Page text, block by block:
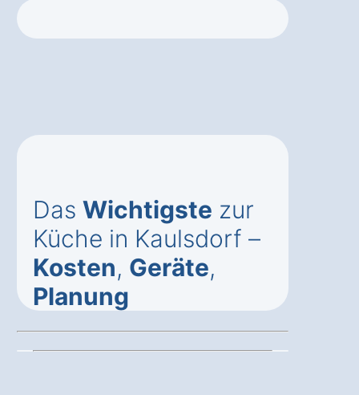
Das Wichtigste zur
Küche in Kaulsdorf –
Kosten, Geräte,
Planung